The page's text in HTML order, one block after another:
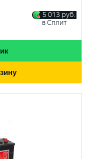
5 013 руб.
в Сплит